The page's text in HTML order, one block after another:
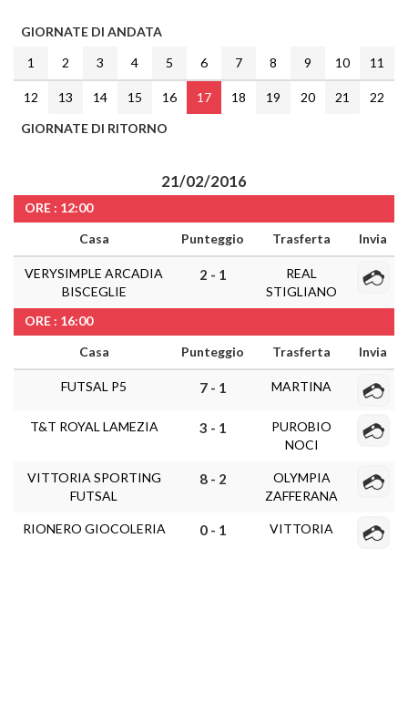
GIORNATE DI ANDATA
1
2 3 4 5 6 7 8 9 10 11
12 13 14 15 16 17 18 19 20 21
22
GIORNATE DI RITORNO
21/02/2016
ORE : 12:00
Casa
Punteggio Trasferta Invia
VERYSIMPLE ARCADIA
BISCEGLIE
2 - 1
REAL
STIGLIANO
ORE : 16:00
Casa
Punteggio Trasferta Invia
FUTSAL P5 7 - 1 MARTINA
T&T ROYAL LAMEZIA 3 - 1
PUROBIO
NOCI
VITTORIA SPORTING
FUTSAL
8 - 2
OLYMPIA
ZAFFERANA
RIONERO GIOCOLERIA 0 - 1 VITTORIA